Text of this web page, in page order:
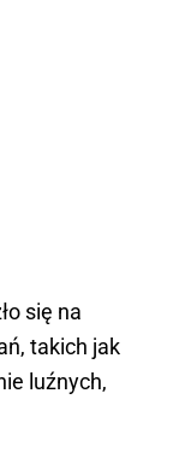
się na
takich jak
luźnych,